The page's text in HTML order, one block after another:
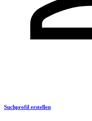
Suchprofil erstellen